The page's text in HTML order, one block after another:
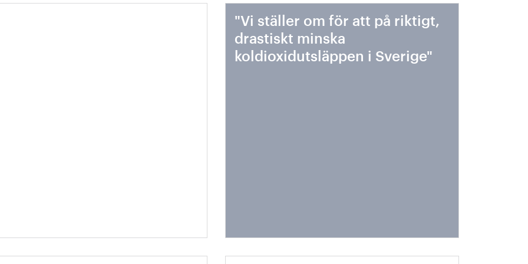
"Vi ställer om för att på riktigt,
drastiskt minska
koldioxidutsläppen i Sverige"